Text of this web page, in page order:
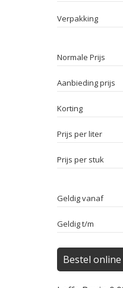
Verpakking
Normale Prijs
Aanbieding prijs
Korting
Prijs per liter
Prijs per stuk
Geldig vanaf
Geldig t/m
Bestel online